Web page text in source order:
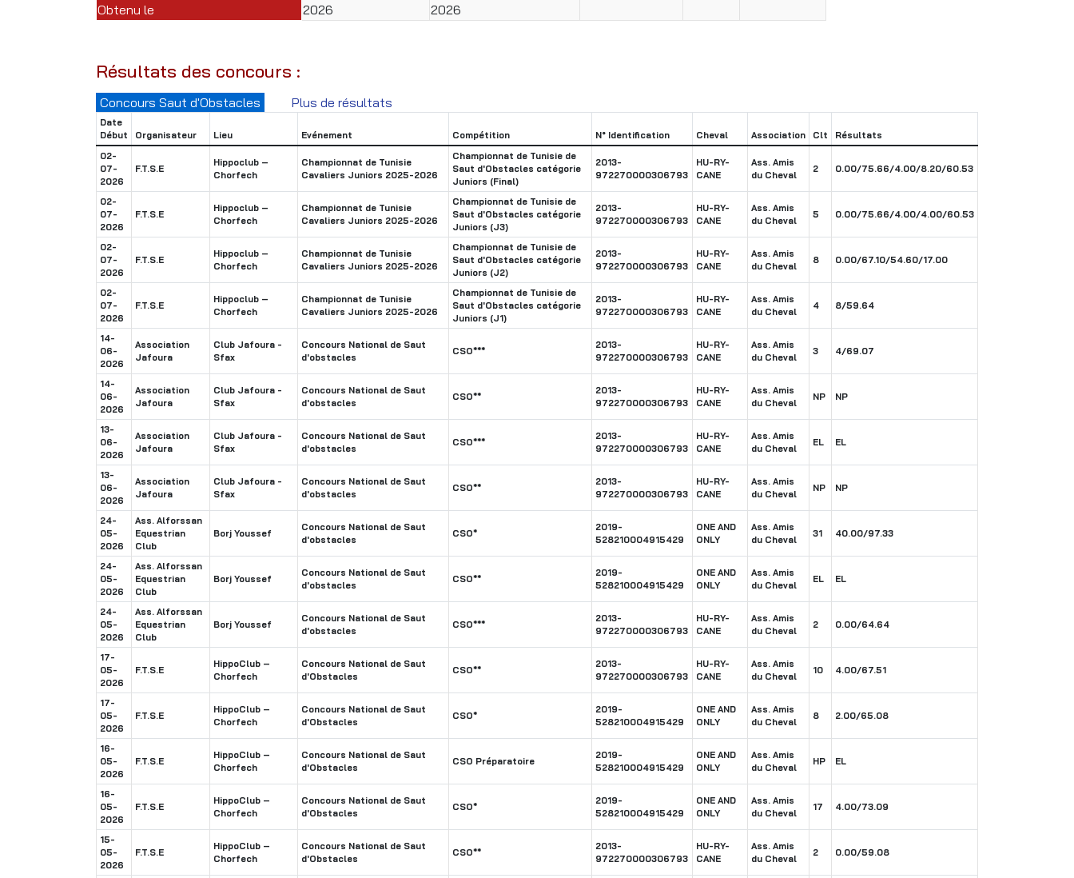
Obtenu le
2026 2026
Résultats des concours :
Concours Saut d'Obstacles Plus de résultats
Date
Début
Organisateur Lieu Evénement Compétition N° Identification Cheval Association Clt
Résultats
02-
07-
2026
F.T.S.E
Hippoclub –
Chorfech
Championnat de Tunisie
Cavaliers Juniors 2025-2026
Championnat de Tunisie de
Saut d'Obstacles catégorie
Juniors (Final)
2013-
972270000306793
HU-RY-
CANE
Ass. Amis
du Cheval
2 0.00/75.66/4.00/8.20/60.53
02-
07-
2026
F.T.S.E
Hippoclub –
Chorfech
Championnat de Tunisie
Cavaliers Juniors 2025-2026
Championnat de Tunisie de
Saut d'Obstacles catégorie
Juniors (J3)
2013-
972270000306793
HU-RY-
CANE
Ass. Amis
du Cheval
5 0.00/75.66/4.00/4.00/60.53
02-
07-
2026
F.T.S.E
Hippoclub –
Chorfech
Championnat de Tunisie
Cavaliers Juniors 2025-2026
Championnat de Tunisie de
Saut d'Obstacles catégorie
Juniors (J2)
2013-
972270000306793
HU-RY-
CANE
Ass. Amis
du Cheval
8 0.00/67.10/54.60/17.00
02-
07-
2026
F.T.S.E
Hippoclub –
Chorfech
Championnat de Tunisie
Cavaliers Juniors 2025-2026
Championnat de Tunisie de
Saut d'Obstacles catégorie
Juniors (J1)
2013-
972270000306793
HU-RY-
CANE
Ass. Amis
du Cheval
4 8/59.64
14-
06-
2026
Association
Jafoura
Club Jafoura -
Sfax
Concours National de Saut
d'obstacles
CSO***
2013-
972270000306793
HU-RY-
CANE
Ass. Amis
du Cheval
3 4/69.07
14-
06-
2026
Association
Jafoura
Club Jafoura -
Sfax
Concours National de Saut
d'obstacles
CSO**
2013-
972270000306793
HU-RY-
CANE
Ass. Amis
du Cheval
NP NP
13-
06-
2026
Association
Jafoura
Club Jafoura -
Sfax
Concours National de Saut
d'obstacles
CSO***
2013-
972270000306793
HU-RY-
CANE
Ass. Amis
du Cheval
EL EL
13-
06-
2026
Association
Jafoura
Club Jafoura -
Sfax
Concours National de Saut
d'obstacles
CSO**
2013-
972270000306793
HU-RY-
CANE
Ass. Amis
du Cheval
NP NP
24-
05-
2026
Ass. Alforssan
Equestrian
Club
Borj Youssef
Concours National de Saut
d'obstacles
CSO*
2019-
528210004915429
ONE AND
ONLY
Ass. Amis
du Cheval
31 40.00/97.33
24-
05-
2026
Ass. Alforssan
Equestrian
Club
Borj Youssef
Concours National de Saut
d'obstacles
CSO**
2019-
528210004915429
ONE AND
ONLY
Ass. Amis
du Cheval
EL EL
24-
05-
2026
Ass. Alforssan
Equestrian
Club
Borj Youssef
Concours National de Saut
d'obstacles
CSO***
2013-
972270000306793
HU-RY-
CANE
Ass. Amis
du Cheval
2 0.00/64.64
17-
05-
2026
F.T.S.E
HippoClub –
Chorfech
Concours National de Saut
d'Obstacles
CSO**
2013-
972270000306793
HU-RY-
CANE
Ass. Amis
du Cheval
10 4.00/67.51
17-
05-
2026
F.T.S.E
HippoClub –
Chorfech
Concours National de Saut
d'Obstacles
CSO*
2019-
528210004915429
ONE AND
ONLY
Ass. Amis
du Cheval
8 2.00/65.08
16-
05-
2026
F.T.S.E
HippoClub –
Chorfech
Concours National de Saut
d'Obstacles
CSO Préparatoire
2019-
528210004915429
ONE AND
ONLY
Ass. Amis
du Cheval
HP EL
16-
05-
2026
F.T.S.E
HippoClub –
Chorfech
Concours National de Saut
d'Obstacles
CSO*
2019-
528210004915429
ONE AND
ONLY
Ass. Amis
du Cheval
17 4.00/73.09
15-
05-
2026
F.T.S.E
HippoClub –
Chorfech
Concours National de Saut
d'Obstacles
CSO**
2013-
972270000306793
HU-RY-
CANE
Ass. Amis
du Cheval
2 0.00/59.08